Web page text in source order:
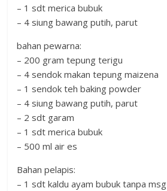
– 1 sdt merica bubuk
– 4 siung bawang putih, parut
bahan pewarna:
– 200 gram tepung terigu
– 4 sendok makan tepung maizena
– 1 sendok teh baking powder
– 4 siung bawang putih, parut
– 2 sdt garam
– 1 sdt merica bubuk
– 500 ml air es
Bahan pelapis:
– 1 sdt kaldu ayam bubuk tanpa msg